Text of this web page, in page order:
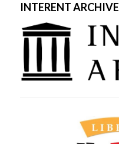
INTERENT ARCHIVE